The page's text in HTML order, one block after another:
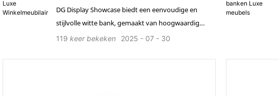
DG Display Showcase biedt een eenvoudige en
stijlvolle witte bank, gemaakt van hoogwaardig
geïmporteerd leer, met duurzaamheid, comfort en
2025 07 30
119 keer bekeken